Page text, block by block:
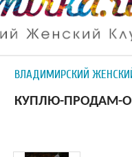
ВЛАДИМИРСКИЙ
КУПЛЮ-ПРОДАМ-